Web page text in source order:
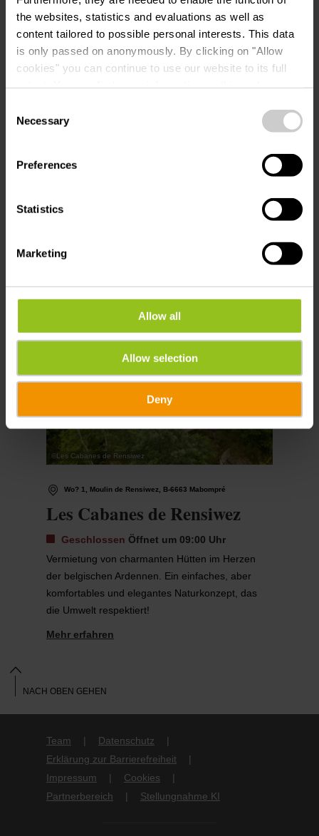
the websites, statistics and evaluations as well as
content tailored to possible personal interests. This data
is only passed on anonymously. By clicking on "Allow
cookies" you can continue to use our website to its full
time.
Selection
Necessary
Preferences
Statistics
Marketing
Allow all
Allow selection
Deny
Ähnliche
© Les Cabanes de Rensiwez
Wo? 1, Moulin de Rensiwez, B-6663 Mabompré
Les Cabanes de Rensiwez
Geschlossen Öffnet um 09:00 Uhr
Vermietung von charmanten Hütten im Herzen
der belgischen Ardennen. Ein einfaches, aber
komfortables und elegantes Naturkonzept, das
die Umwelt respektiert!
Mehr erfahren
Mehr erfahren
Team
Datenschutz
Erklärung zur Barrierefreiheit
Impressum
Cookies
Partnerbereich
Stellungnahme KI
NACH OBEN GEHEN